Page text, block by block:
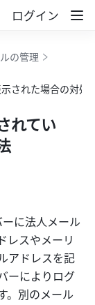
ログイン
の管理
された場合の対処
れてい
に法人メール
レスやメーリ
アドレスを記
ーによりログ
。別のメール